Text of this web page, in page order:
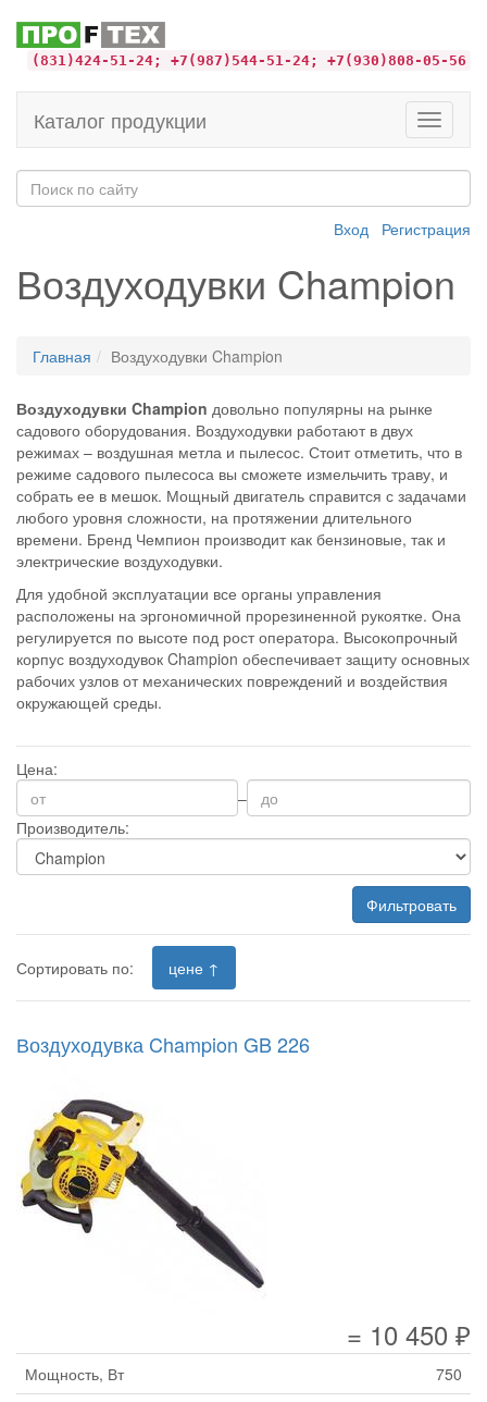
(831)424-51-24; +7(987)544-51-24; +7(930)808-05-56
Toggle
Каталог продукции
Вход Регистрация
Воздуходувки Champion
Главная Воздуходувки Champion
Воздуходувки Champion довольно популярны на рынке
садового оборудования. Воздуходувки работают в двух
режимах – воздушная метла и пылесос. Стоит отметить, что в
режиме садового пылесоса вы сможете измельчить траву, и
собрать ее в мешок. Мощный двигатель справится с задачами
любого уровня сложности, на протяжении длительного
времени. Бренд Чемпион производит как бензиновые, так и
электрические воздуходувки.
Для удобной эксплуатации все органы управления
расположены на эргономичной прорезиненной рукоятке. Она
регулируется по высоте под рост оператора. Высокопрочный
корпус воздуходувок Champion обеспечивает защиту основных
рабочих узлов от механических повреждений и воздействия
окружающей среды.
Цена:
–
Производитель:
Фильтровать
Сортировать по: цене ↑
Воздуходувка Champion GB 226
= 10 450 ₽
Мощность, Вт
750